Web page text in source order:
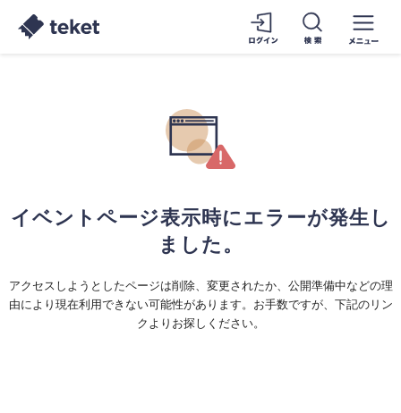
イベントページ表示時にエラーが発生し
ました。
アクセスしようとしたページは削除、変更されたか、公開準備中などの理
由により現在利用できない可能性があります。お手数ですが、下記のリン
クよりお探しください。